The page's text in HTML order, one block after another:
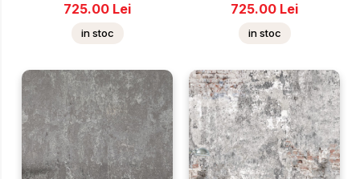
725.00 Lei
in stoc
725.00 Lei
in stoc